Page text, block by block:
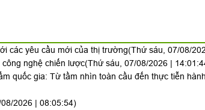
các yêu cầu mới của thị trường(Thứ sáu, 07/08/
nghệ chiến lược(Thứ sáu, 07/08/2026 |
quốc gia: Từ tầm nhìn toàn cầu đến thực tiễn
2026 | 08:05:54)